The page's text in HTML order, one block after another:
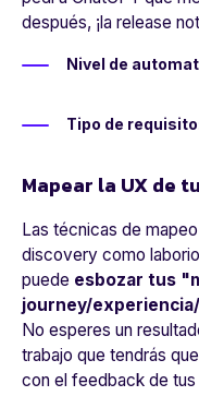
después, ¡la release
Nivel de
Tipo de
Mapear la UX de
Las técnicas de
discovery como
puede esbozar tus
journey/
No esperes un
trabajo que tendrás
con el feedback de tus